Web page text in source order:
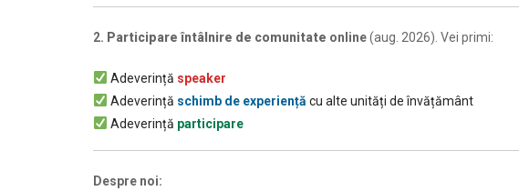
2. Participare întâlnire de comunitate online(aug. 2026). Vei primi:
Adeverință speaker
Adeverință schimb de experiență cu alte unități de învățământ
Adeverință participare
Despre noi: